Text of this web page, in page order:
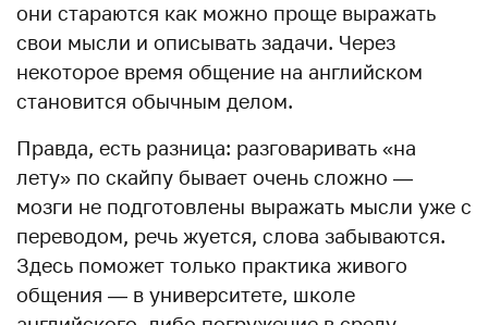
они стараются как можно проще выражать
свои мысли и описывать задачи. Через
некоторое время общение на английском
становится обычным делом.
Правда, есть разница: разговаривать «на
лету» по скайпу бывает очень сложно —
мозги не подготовлены выражать мысли уже с
переводом, речь жуется, слова забываются.
Здесь поможет только практика живого
общения — в университете, школе